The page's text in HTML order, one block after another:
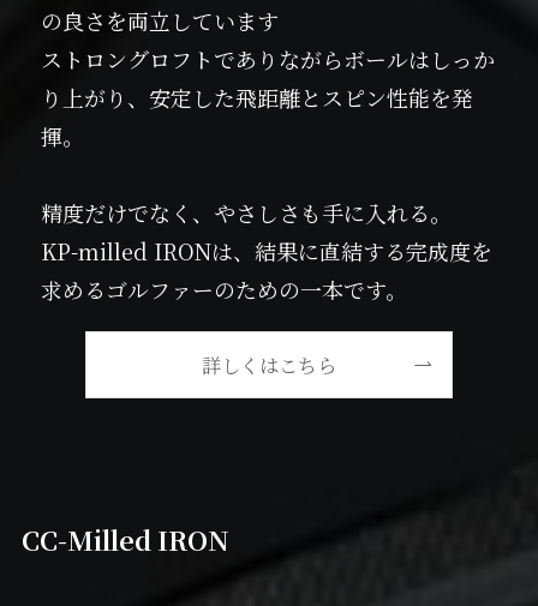
の良さを両立しています
ストロングロフトでありながらボールはしっか
り上がり、安定した飛距離とスピン性能を発
揮。
精度だけでなく、やさしさも手に入れる。
KP-milled IRONは、結果に直結する完成度を
求めるゴルファーのための一本です。
詳しくはこちら
CC-Milled IRON